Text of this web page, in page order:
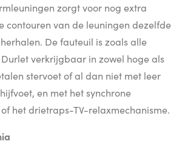
zorgt voor nog extra
contouren van de leuningen dezelfde
De fauteuil is zoals alle
verkrijgbaar in zowel hoge als
stervoet of al dan niet met leer
en met het synchrone
het drietraps-TV-relaxmechanisme.